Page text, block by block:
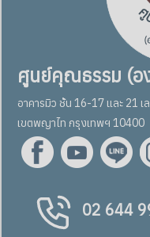
ศูนย์คุณธรรม (อ
อาคารมิว ชั้น 16-17 และ 21
เขตพญาไท กรุงเทพฯ 10400
02 644